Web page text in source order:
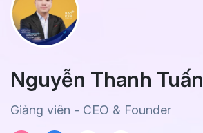
Nguyễn Thanh Tuấn
Giảng viên - CEO & Founder